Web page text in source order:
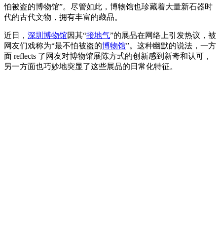
怕被盗的博物馆”。尽管如此，博物馆也珍藏着大量新石器时
代的古代文物，拥有丰富的藏品。
近日， 深圳博物馆因其“接地气”的展品在网络上引发热议，被
网友们戏称为“最不怕被盗的博物馆”。这种幽默的说法，一方
面 reflects 了网友对博物馆展陈方式的创新感到新奇和认可，
另一方面也巧妙地突显了这些展品的日常化特征。